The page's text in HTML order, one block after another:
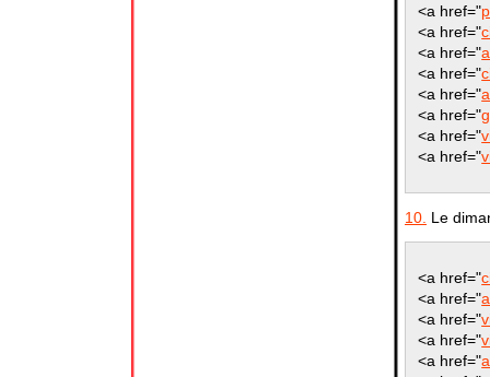
<a href="
<a href="
<a href="
<a href="
<a href="
<a href="
<a href="
<a href="
10. Le
<a href="
<a href="
<a href="
<a href="
<a href="